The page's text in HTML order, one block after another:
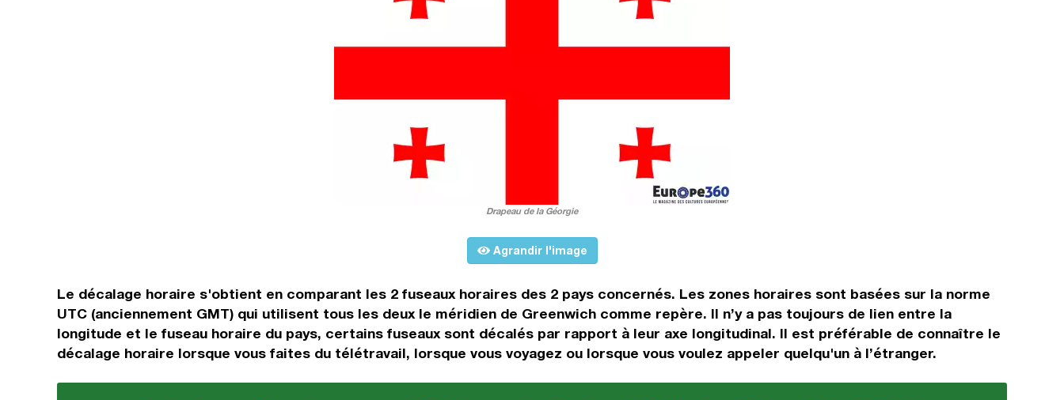
Drapeau de la Géorgie
Agrandir l'image
Le décalage horaire s'obtient en comparant les 2 fuseaux horaires des 2 pays concernés. Les zones horaires sont basées sur la norme
UTC (anciennement GMT) qui utilisent tous les deux le méridien de Greenwich comme repère. Il n’y a pas toujours de lien entre la
longitude et le fuseau horaire du pays, certains fuseaux sont décalés par rapport à leur axe longitudinal. Il est préférable de connaître le
décalage horaire lorsque vous faites du télétravail, lorsque vous voyagez ou lorsque vous voulez appeler quelqu'un à l’étranger.